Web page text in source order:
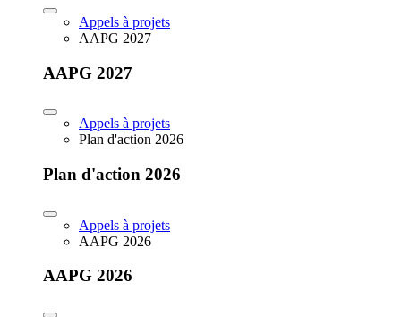
Appels à projets
AAPG 2027
AAPG 2027
Appels à projets
Plan d'action 2026
Plan d'action 2026
Appels à projets
AAPG 2026
AAPG 2026